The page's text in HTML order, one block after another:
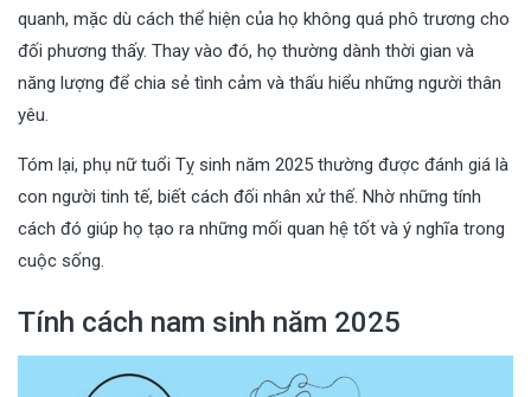
quanh, mặc dù cách thể hiện của họ không quá phô trương cho
đối phương thấy. Thay vào đó, họ thường dành thời gian và
năng lượng để chia sẻ tình cảm và thấu hiểu những người thân
yêu.
Tóm lại, phụ nữ tuổi Tỵ sinh năm 2025 thường được đánh giá là
con người tinh tế, biết cách đối nhân xử thế. Nhờ những tính
cách đó giúp họ tạo ra những mối quan hệ tốt và ý nghĩa trong
cuộc sống.
Tính cách nam sinh năm 2025